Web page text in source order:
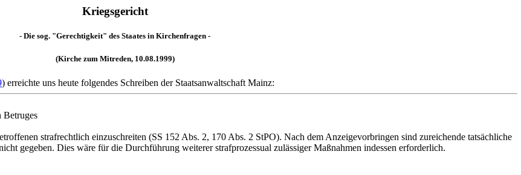
Kriegsgericht
- Die sog. "Gerechtigkeit" des Staates in Kirchenfragen -
(Kirche zum Mitreden, 10.08.1999)
) erreichte uns heute folgendes Schreiben der Staatsanwaltschaft Mainz:
Betruges
strafrechtlich einzuschreiten (SS 152 Abs. 2, 170 Abs. 2 StPO). Nach dem Anzeigevorbringen sind zureichende tatsächliche
gegeben. Dies wäre für die Durchführung weiterer strafprozessual zulässiger Maßnahmen indessen erforderlich.